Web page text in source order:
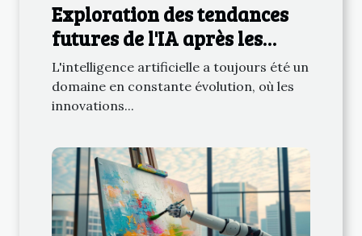
Exploration des tendances
futures de l'IA après les
modèles ChatGPT
L'intelligence artificielle a toujours été un
domaine en constante évolution, où les
innovations...